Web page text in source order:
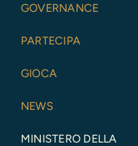
GOVERNANCE
PARTECIPA
GIOCA
NEWS
MINISTERO DELLA